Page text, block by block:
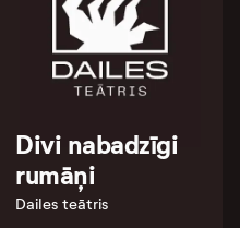
Divi nabadzīgi
rumāņi
Dailes teātris